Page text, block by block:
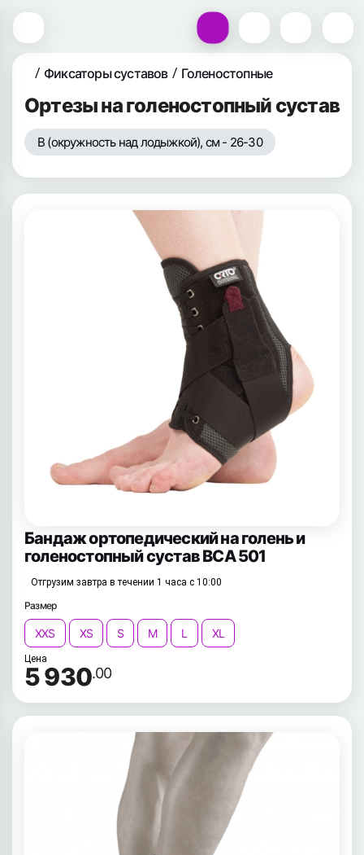
Фиксаторы суставов Голеностопные
Ортезы на голеностопный сустав
B (окружность над лодыжкой), см - 26-30
Бандаж ортопедический на голень и
голеностопный сустав BCA 501
Отгрузим завтра в течении 1 часа с 10:00
Размер
XXS XS S M L XL
Цена
5 930.00